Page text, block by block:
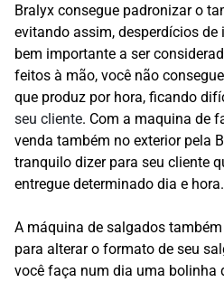
Bralyx consegue padronizar o
evitando assim, desperdícios
bem importante a ser
feitos à mão, você não
que produz por hora, ficando
seu cliente. Com a maquina de
venda também no exterior pela
tranquilo dizer para seu cliente
entregue determinado dia e hora.
A máquina de salgados
para alterar o formato de seu
você faça num dia uma bolinha